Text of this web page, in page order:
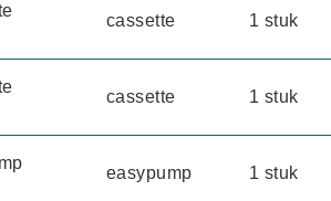
cassette 1 stuk
cassette 1 stuk
easypump 1 stuk